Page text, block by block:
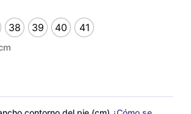
38 39 40 41